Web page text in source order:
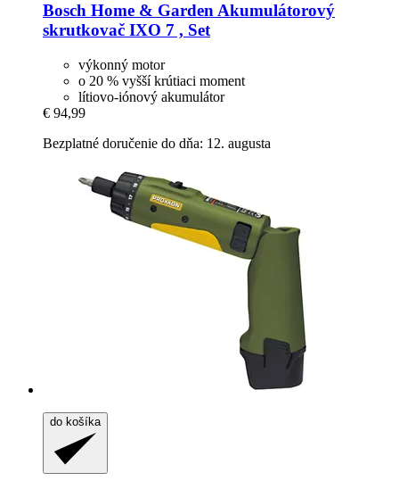
Bosch Home & GardenAkumulátorový
skrutkovač IXO 7 , Set
výkonný motor
o 20 % vyšší krútiaci moment
lítiovo-iónový akumulátor
€ 94,99
Bezplatné doručenie do dňa: 12. augusta
do košíka